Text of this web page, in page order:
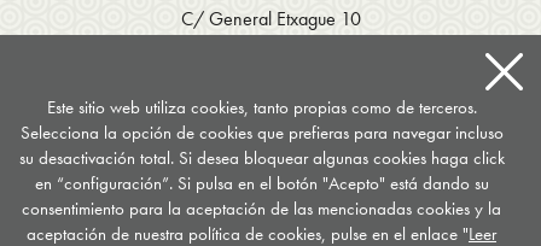
C/ General Etxague 10
Apartado postal 667
documentacion@drogomedia.com
Síguenos en...
Este sitio web utiliza cookies, tanto propias como de terceros.
Selecciona la opción de cookies que prefieras para navegar incluso
su desactivación total. Si desea bloquear algunas cookies haga click
en “configuración”. Si pulsa en el botón "Acepto" está dando su
consentimiento para la aceptación de las mencionadas cookies y la
aceptación de nuestra política de cookies, pulse en el enlace "Leer